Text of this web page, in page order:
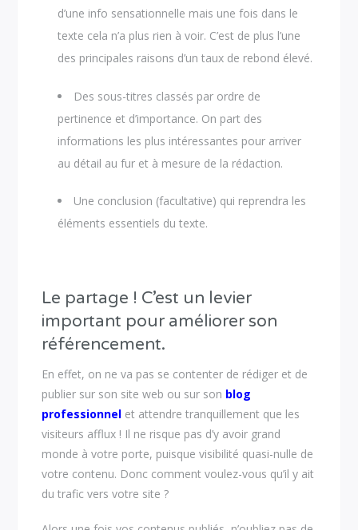
d’une info sensationnelle mais une fois dans le
texte cela n’a plus rien à voir. C’est de plus l’une
des principales raisons d’un taux de rebond élevé.
Des sous-titres classés par ordre de
pertinence et d’importance. On part des
informations les plus intéressantes pour arriver
au détail au fur et à mesure de la rédaction.
Une conclusion (facultative) qui reprendra les
éléments essentiels du texte.
Le partage ! C’est un levier
important pour améliorer son
référencement.
En effet, on ne va pas se contenter de rédiger et de
publier sur son site web ou sur son blog
professionnel et attendre tranquillement que les
visiteurs afflux ! Il ne risque pas d’y avoir grand
monde à votre porte, puisque visibilité quasi-nulle de
votre contenu. Donc comment voulez-vous qu’il y ait
du trafic vers votre site ?